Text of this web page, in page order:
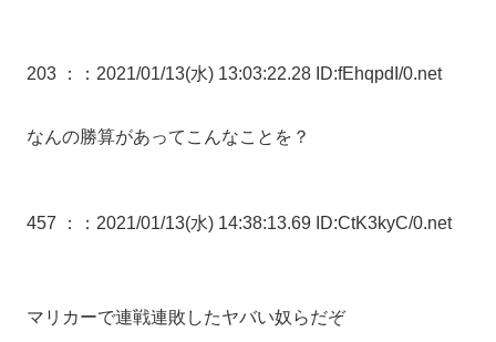
203 ： ：2021/01/13(水) 13:03:22.28 ID:fEhqpdI/0.net
なんの勝算があってこんなことを？
457 ： ：2021/01/13(水) 14:38:13.69 ID:CtK3kyC/0.net
マリカーで連戦連敗したヤバい奴らだぞ